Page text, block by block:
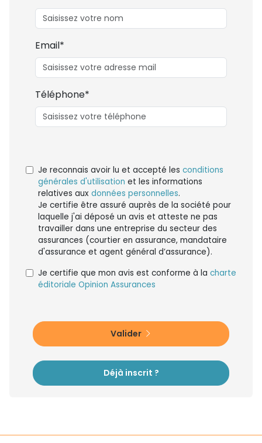
Email*
Téléphone*
Je reconnais avoir lu et accepté les conditions
générales d'utilisation et les informations
relatives aux données personnelles.
Je certifie être assuré auprès de la société pour
laquelle j'ai déposé un avis et atteste ne pas
travailler dans une entreprise du secteur des
assurances (courtier en assurance, mandataire
d'assurance et agent général d’assurance).
Je certifie que mon avis est conforme à la charte
éditoriale Opinion Assurances
Valider
Déjà inscrit ?